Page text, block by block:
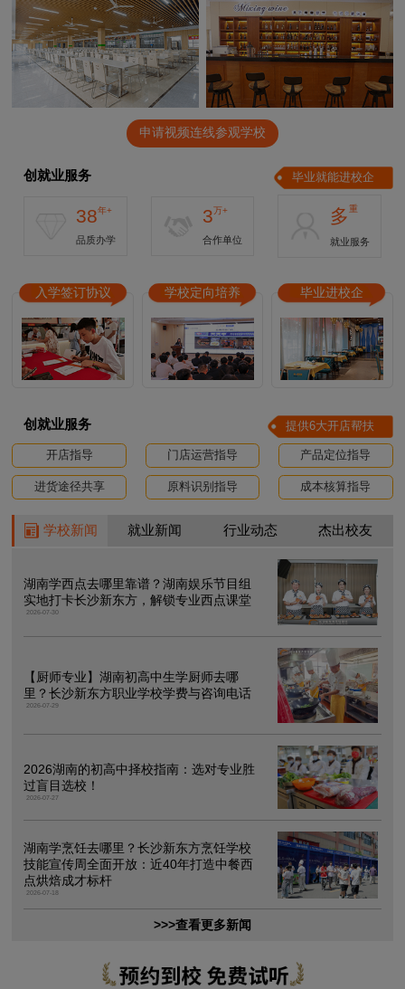
申请视频连线参观学校
创就业服务 毕业就能进校企
38年+
品质办学
3万+
合作单位
多重
就业服务
入学签订协议 学校定向培养 毕业进校企
创就业服务 提供6大开店帮扶
开店指导 门店运营指导 产品定位指导
进货途径共享 原料识别指导 成本核算指导
学校新闻 就业新闻 行业动态 杰出校友
湖南学西点去哪里靠谱？湖南娱乐节目组
实地打卡长沙新东方，解锁专业西点课堂
2026-07-30
【厨师专业】湖南初高中生学厨师去哪
里？长沙新东方职业学校学费与咨询电话
2026-07-29
2026湖南的初高中择校指南：选对专业胜
过盲目选校！
2026-07-27
湖南学烹饪去哪里？长沙新东方烹饪学校
技能宣传周全面开放：近40年打造中餐西
点烘焙成才标杆
2026-07-18
>>>查看更多新闻